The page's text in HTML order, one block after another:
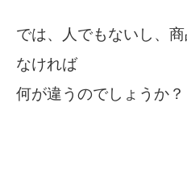
では、人でもないし、
なければ
何が違うのでしょうか？